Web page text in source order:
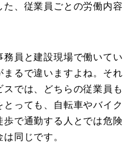
、従業員ごとの労働内容
員と建設現場で働いてい
まるで違いますよね。それ
では、どちらの従業員も
っても、自転車やバイク
で通勤する人とでは危険
同じです。